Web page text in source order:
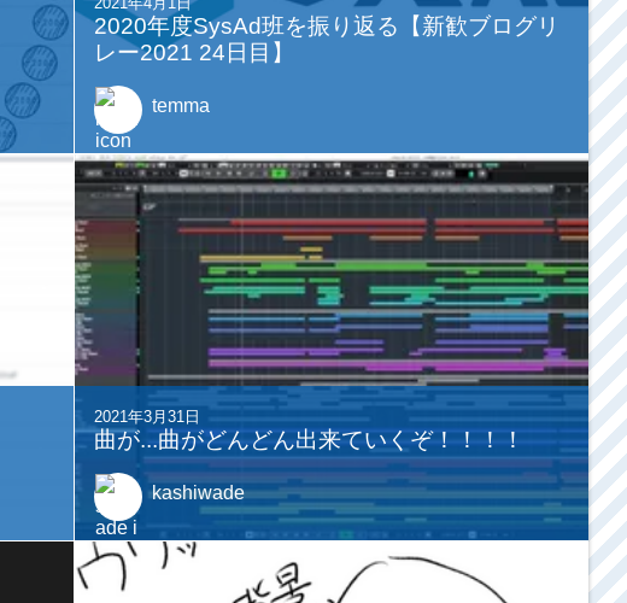
2020年度SysAd班を振り返る【新歓ブログリ
レー2021 24日目】
temma
2021年3月31日
曲が...曲がどんどん出来ていくぞ！！！！
kashiwade